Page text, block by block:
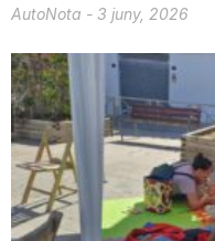
t
d
e
T
AutoNota - 3 juny, 2026